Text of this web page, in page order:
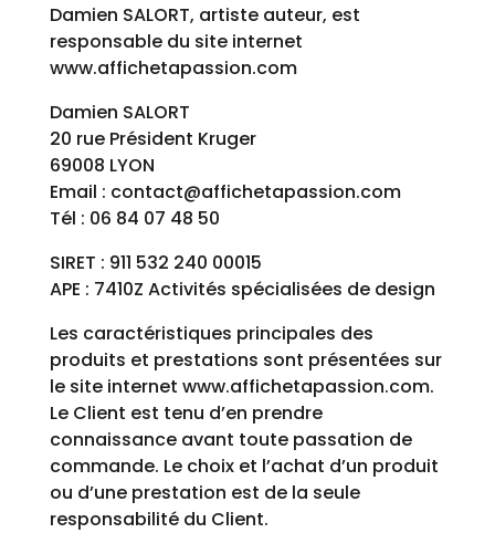
Damien SALORT, artiste auteur, est
responsable du site internet
www.affichetapassion.com
Damien SALORT
20 rue Président Kruger
69008 LYON
Email : contact@affichetapassion.com
Tél : 06 84 07 48 50
SIRET : 911 532 240 00015
APE : 7410Z Activités spécialisées de design
Les caractéristiques principales des
produits et prestations sont présentées sur
le site internet www.affichetapassion.com.
Le Client est tenu d’en prendre
connaissance avant toute passation de
commande. Le choix et l’achat d’un produit
ou d’une prestation est de la seule
responsabilité du Client.